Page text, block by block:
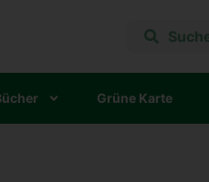
Grü­ne Kar­te